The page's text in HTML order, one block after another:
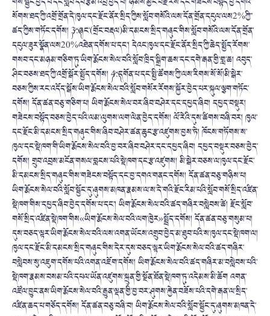
སོགས་ཐད་ཀྱི་འགྲོ་གྲོན་དེ་ཁུལ་དང་རྫོང་ནོར་སྲིད་ཀྱིས་སློབ་གསོའི་ལས་དོན་གྲོན་དངུལ་ལས2%ཀྱི་་
ཚད་ཀྱིས་གཏོང་དགོས། ༼3.༽ཞང་(གྲོང་བརྡལ)མི་དམངས་སྲིད་གཞུང་གིས་སློབ་གསོའི་ལས་དོན་གྲོན་
དངུལ་ཟུར་སྣོན་ལས20%འཐེན་དགོས་པ་དང་། དེའང་ཁུལ་དང་རྫོང་ནོར་སྲིད་ཀྱི་ཆེད་སྤྱོད་རོགས་
གསབ་དང་མཉམ་གཅིག་ཏུ་ཡིག་རྨོངས་སེལ་བའི་སློབ་ཁྲིད་སྒྲིག་ཆས་དང་དགེ་རྒན་གྱི་གླ་ཆ། འབུད་
ཤིང་བཅས་ཐད་ཀྱི་འགྲོ་སྒོར་སྤྱོད་དགོས། ༼4.༽དགོན་པ་དང་སྤྱི་ཚོགས་ཀྱི་ལས་རིགས་སོ་སོ།མི་སྒེར་
བཅས་ཀྱིས་རང་འདོད་སྒོས་ཡིག་རྨོངས་སེལ་བའི་སློབ་གསོར་རོགས་སྐྱོར་བྱེད་པར་སྐུལ་ལྕག་གཏོང་
དགོས། དོན་ཚན་བཅུ་གཅིག་པ། ཡིག་རྨོངས་སེལ་བར་ཞིབ་བཤེར་དང་དཔྱད་ཞིབ། དཔྱད་བསྡུར།
གཟེངས་བསྟོད་བཅས་བྱེད་པའི་ལམ་ལུགས་ལག་ལེན་བྱེད་དགོས། ལོ་རེའི་དུས་ཚིགས་བཞི་བར། ཁུལ་
དང་རྫོང་མི་དམངས་སྲིད་གཞུང་གིས་ཞིབ་བཤེར་ཚན་ཆུང་རྩ་འཛུགས་བྱས་ཏེ། ཁོངས་གཏོགས་ས་
ཁུལ་དང་སྡེ་ཁག་གི་ཡིག་རྨོངས་སེལ་བའི་བྱ་བར་ཞིབ་བཤེར་དང་དཔྱད་ཞིབ། དཔྱད་བསྡུར་བཅས་བྱེད་
དགོས། གྲུབ་འབྲས་མངོན་གསལ་བླངས་པའི་སྡེ་ཁག་དང་རྩ་འཛུགས། མི་སྒེར་བཅས་ལ་ཁུལ་དང་རྫོང་
མི་དམངས་སྲིད་གཞུང་གིས་གཟེངས་བསྟོད་དང་བྱ་དགའ་གནང་དགོས། དོན་ཚན་བཅུ་གཉིས་པ།
ཡིག་རྨོངས་སེལ་བའི་སློབ་སྦྱོང་དུ་ཞུགས་མཁན་རྣམས་ལ་ས་དེ་གའི་རྫོང་རིམ་པའི་སློབ་གསོ་སྲིད་འཛིན་
སྡེ་ཁག་གིས་དཔྱད་ཞིབ་བྱེད་དགོས་པ་དང་། ཡིག་རྨོངས་སེལ་བའི་ཚད་གཞིར་བསླེབས་ཚེ། རྫོང་སློབ་
གསོ་སྲིད་འཛིན་སྡེ་ཁག་གིས«ཡིག་རྨོངས་སེལ་བའི་ལག་ཁྱེར»སྤྲོད་དགོས། དོན་ཚན་བཅུ་གསུམ་པ།
དུས་བཅད་ལྟར་ཡིག་རྨོངས་སེལ་བའི་ལས་འགན་ཡོངས་འགྲུབ་བྱེད་མ་ཐུབ་པའི་ས་ཁུལ་དང་སྡེ་ཁག་ལ།
ཁུལ་དང་རྫོང་མི་དམངས་སྲིད་གཞུང་གིས་དེར་དུས་བཅད་ལྟར་ཡིག་རྨོངས་སེལ་བའི་ཚད་གཞིར་
བསླེབས་སུ་འཇུག་དགོས་པའི་འགན་འཇོག་དགོས། ཡིག་རྨོངས་སེལ་བའི་ཚད་གཞིར་མ་བསླེབས་པའི་
སྡེ་ཁག་རྣམས་བསམ་པའི་དཔལ་ཡོན་འཛུགས་སྐྲུན་གྱི་སྔོན་ཐོན་སྡེ་ཁག་ཏུ་འདེམས་མི་ཆོག འགན་
འཛོལ་བྱུང་ནས་ཡིག་རྨོངས་སེལ་བའི་རྒྱུན་ལྡན་གྱི་བྱ་བར་ཤུགས་རྐྱེན་བཟོས་པའི་དགེ་རྒན་ལ་སྲིད་
འཛིན་ཆད་པ་གཅོད་དགོས། དོན་ཚན་བཅུ་བཞི་བ། ཡིག་རྨོངས་སེལ་བའི་སློབ་སྦྱོང་དུ་ཞུགས་མཁན་དེ་